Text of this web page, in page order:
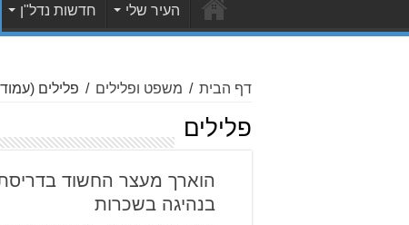
העיר שלי חדשות נדל"ן
דף הבית / משפט ופלילים / פלילים (עמוד
פלילים
בנהיגה בשכרות